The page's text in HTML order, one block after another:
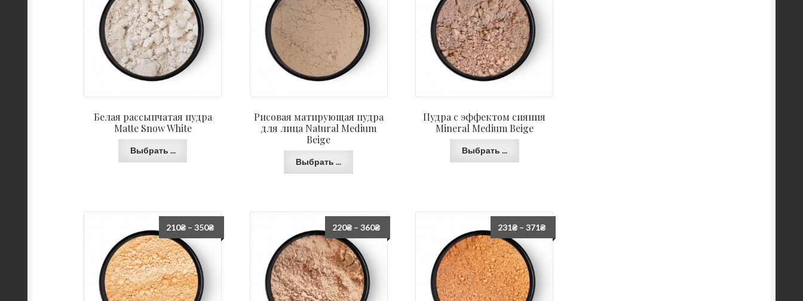
Белая рассыпчатая пудра
Matte Snow White
Выбрать ...
Рисовая матирующая пудра
для лица Natural Medium
Beige
Выбрать ...
Пудра с эффектом сияния
Mineral Medium Beige
Выбрать ...
210₴ –350₴ 220₴– 360₴ 231₴ –371₴